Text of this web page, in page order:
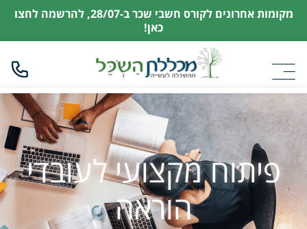
מקומות אחרונים לקורס חשבי שכר ב-28/07,
להרשמה לחצו
כאן!
פיתוח מקצועי לעובדי
הוראה